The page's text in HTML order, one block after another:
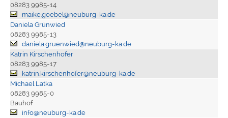
08283 9985-14
maike.goebel@neuburg-ka.de
Daniela Grünwied
08283 9985-13
daniela.gruenwied@neuburg-ka.de
Katrin Kirschenhofer
08283 9985-17
katrin.kirschenhofer@neuburg-ka.de
Michael Latka
08283 9985-0
Bauhof
info@neuburg-ka.de